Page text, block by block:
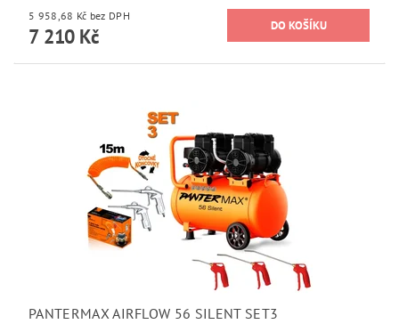
5 958,68 Kč bez DPH
7 210 Kč
PANTERMAX AIRFLOW 56 SILENT SET3